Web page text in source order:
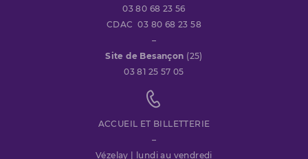
03 80 68 23 56
CDAC 03 80 68 23 58
–
Site de Besançon (25)
03 81 25 57 05
ACCUEIL ET BILLETTERIE
–
Vézelay | lundi au vendredi